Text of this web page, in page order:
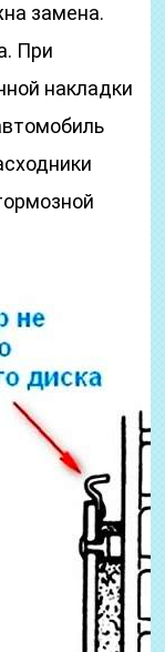
замена.
При
накладки